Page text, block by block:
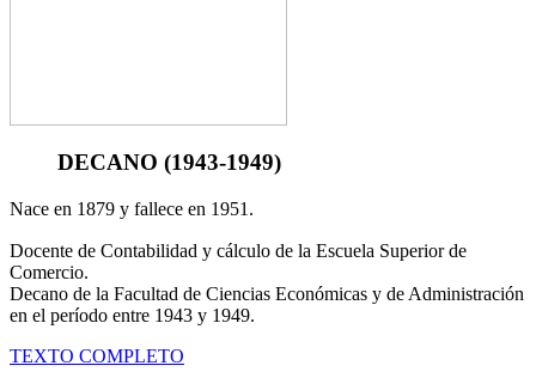
DECANO (1943-1949)
Nace en 1879 y fallece en 1951.
Docente de Contabilidad y cálculo de la Escuela Superior de
Comercio.
Decano de la Facultad de Ciencias Económicas y de Administración
en el período entre 1943 y 1949.
TEXTO COMPLETO